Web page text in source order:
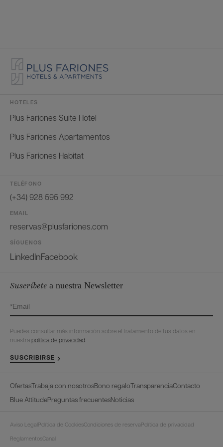
HOTELES
Plus Fariones Suite Hotel
Plus Fariones Apartamentos
Plus Fariones Habitat
TELÉFONO
(+34) 928 595 992
EMAIL
reservas@plusfariones.com
SÍGUENOS
LinkedInFacebook
Suscríbete a nuestra Newsletter
Puedes consultar más información sobre el tratamiento de tus datos en
nuestrapolítica de privacidad
SUSCRIBIRSE
OfertasTrabaja con nosotrosBono regaloTransparenciaContacto
Blue AttitudePreguntas frecuentesNoticias
Aviso Legal Política de CookiesCondiciones de reservaPolítica de privacidad
ReglamentosCanal